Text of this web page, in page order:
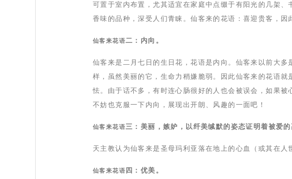
可置于室内布置，尤其适宜在家庭中点缀于有阳光的几架
香味的品种，深受人们青睐。仙客来的花语：喜迎贵客，因
仙客来花语二：内向。
仙客来是二月七日的生日花，花语是内向。仙客来以前大
样，虽然美丽的它，生命力稍嫌脆弱。因此仙客来的花语
怯。由于话不多，有时连心肠很好的人也会被误会，如果
不妨也克服一下内向，展现出开朗、风趣的一面吧！
仙客来花语三：美丽，嫉妒，以纤美缄默的姿态证明着被爱的
天主教认为仙客来是圣母玛利亚落在地上的心血（或其在人
仙客来花语 四：优美。